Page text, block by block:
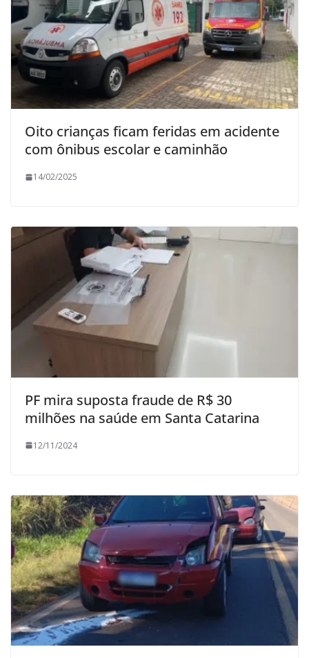
Oito crianças ficam feridas em acidente
com ônibus escolar e caminhão
14/02/2025
PF mira suposta fraude de R$ 30
milhões na saúde em Santa Catarina
12/11/2024